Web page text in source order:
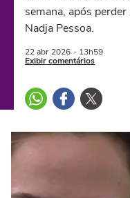
semana, após
Nadja Pessoa.
22 abr 2026 - 13h59
Exibir comentários